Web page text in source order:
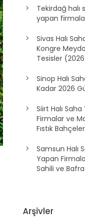
Tekirdağ halı
yapan
Sivas Halı
Kongre
Tesisler
Sinop Halı
Kadar 2026
Siirt Halı Saha
Firmalar ve
Fıstık
Samsun Halı
Yapan
Sahili ve
Arşivler